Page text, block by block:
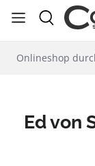
springen
Ed von